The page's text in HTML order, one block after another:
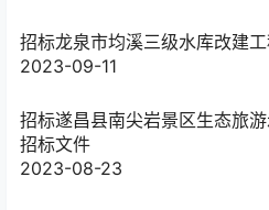
招标龙泉市均溪三级水库改建
2023-09-11
招标遂昌县南尖岩景区生态旅
招标文件
2023-08-23